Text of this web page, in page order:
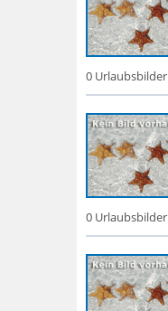
0 Urlaubsbilder
0 Urlaubsbilder